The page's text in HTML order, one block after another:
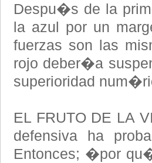
Despu�s de la
la azul por un
fuerzas son las
rojo deber�a
superioridad
EL FRUTO DE LA
defensiva ha
Entonces; �por